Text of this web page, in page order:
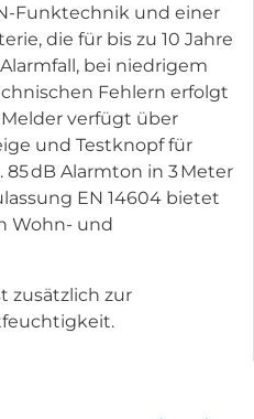
Funktechnik und einer
die für bis zu 10 Jahre
bei niedrigem
Fehlern erfolgt
verfügt über
und Testknopf für
dB Alarmton in 3 Meter
EN 14604 bietet
Wohn- und
zusätzlich zur